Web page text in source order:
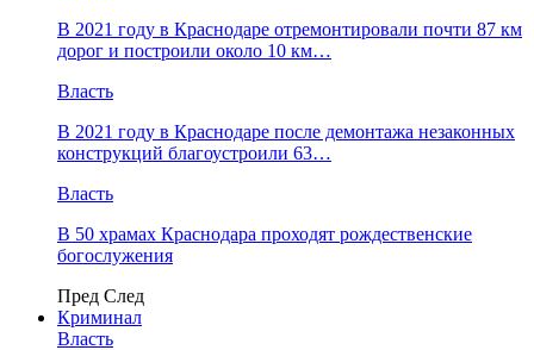
В 2021 году в Краснодаре отремонтировали почти 87 км
дорог и построили около 10 км…
Власть
В 2021 году в Краснодаре после демонтажа незаконных
конструкций благоустроили 63…
Власть
В 50 храмах Краснодара проходят рождественские
богослужения
Пред След
Криминал
Власть